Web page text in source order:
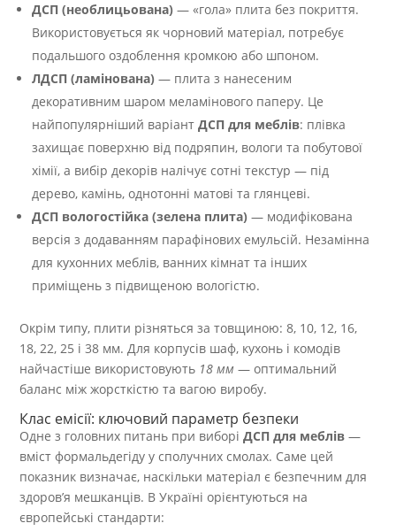
ДСП (необлицьована) — «гола» плита без покриття.
Використовується як чорновий матеріал, потребує
подальшого оздоблення кромкою або шпоном.
ЛДСП (ламінована) — плита з нанесеним
декоративним шаром меламінового паперу. Це
найпопулярніший варіантДСП для меблів: плівка
захищає поверхню від подряпин, вологи та побутової
хімії, а вибір декорів налічує сотні текстур — під
дерево, камінь, однотонні матові та глянцеві.
ДСП вологостійка (зелена плита) — модифікована
версія з додаванням парафінових емульсій. Незамінна
для кухонних меблів, ванних кімнат та інших
приміщень з підвищеною вологістю.
Окрім типу, плити різняться за товщиною: 8, 10, 12, 16,
18, 22, 25 і 38 мм. Для корпусів шаф, кухонь і комодів
найчастіше використовують 18 мм — оптимальний
баланс між жорсткістю та вагою виробу.
Клас емісії: ключовий параметр безпеки
Одне з головних питань при виборіДСП для меблів —
вміст формальдегіду у сполучних смолах. Саме цей
показник визначає, наскільки матеріал є безпечним для
здоров’я мешканців. В Україні орієнтуються на
європейські стандарти: